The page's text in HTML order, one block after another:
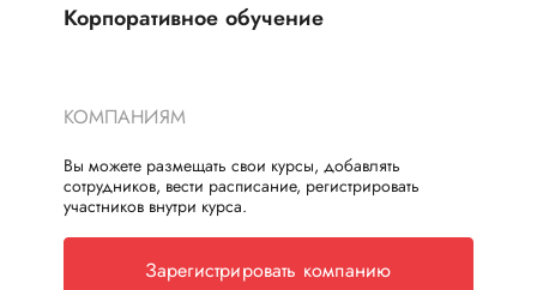
Корпоративное обучение
КОМПАНИЯМ
Вы можете размещать свои курсы, добавлять
сотрудников, вести расписание, регистрировать
участников внутри курса.
Зарегистрировать компанию